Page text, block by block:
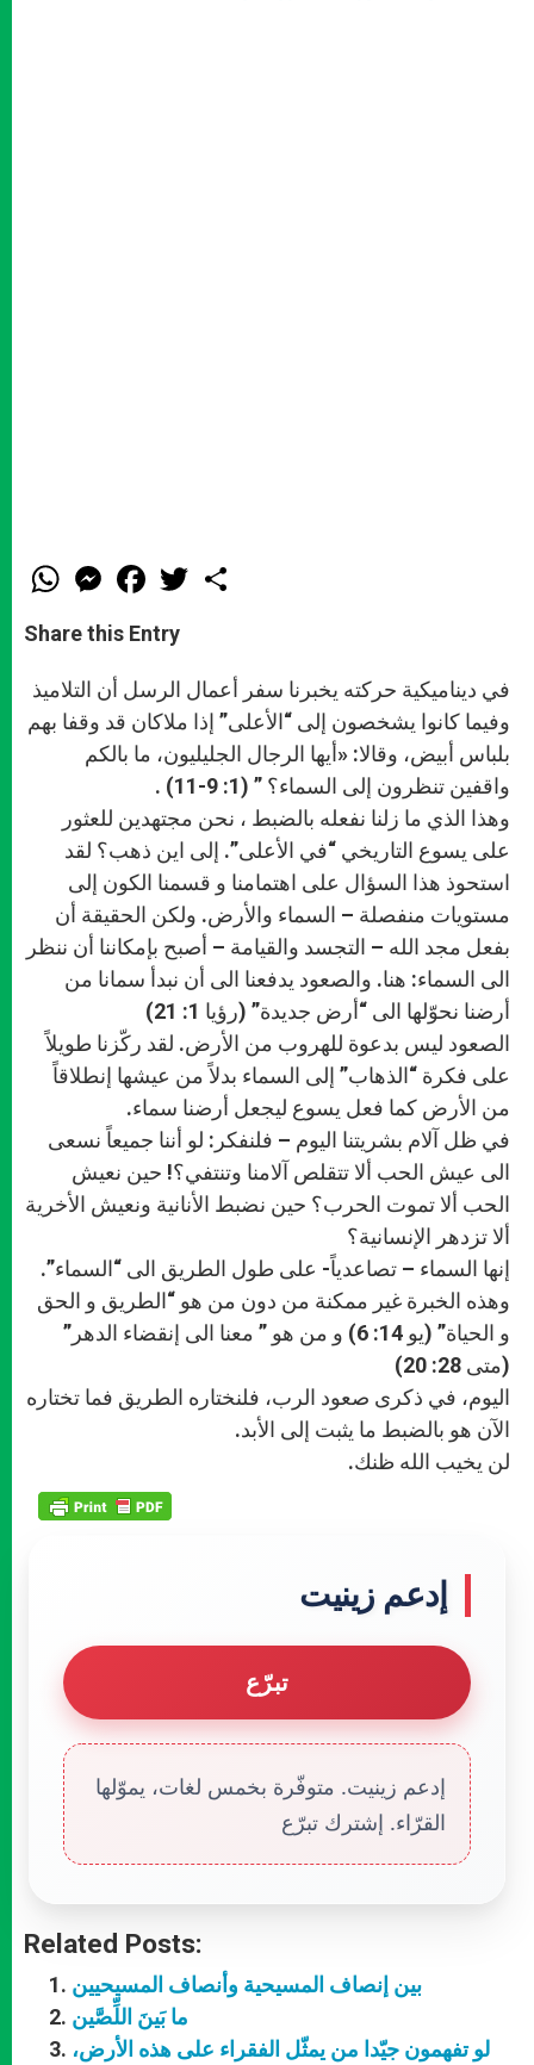
W
h
t
s
p
p
M
e
s
e
g
e
r
F
a
e
b
o
k
w
r
Share this Entry
في ديناميكية حركته يخبرنا سفر أعمال الرسل أن التلاميذ
وفيما كانوا يشخصون إلى “الأعلى” إذا ملاكان قد وقفا بهم
بلباس أبيض، وقالا: «أيها الرجال الجليليون، ما بالكم
واقفين تنظرون إلى السماء؟ ” (1: 9-11) .
وهذا الذي ما زلنا نفعله بالضبط ، نحن مجتهدين للعثور
على يسوع التاريخي “في الأعلى”. إلى اين ذهب؟ لقد
استحوذ هذا السؤال على اهتمامنا و قسمنا الكون إلى
مستويات منفصلة – السماء والأرض. ولكن الحقيقة أن
بفعل مجد الله – التجسد والقيامة – أصبح بإمكاننا أن ننظر
الى السماء: هنا. والصعود يدفعنا الى أن نبدأ سمانا من
أرضنا نحوّلها الى “أرض جديدة” (رؤيا 1: 21)
الصعود ليس بدعوة للهروب من الأرض. لقد ركّزنا طويلاً
على فكرة “الذهاب” إلى السماء بدلاً من عيشها إنطلاقاً
من الأرض كما فعل يسوع ليجعل أرضنا سماء.
في ظل آلام بشريتنا اليوم – فلنفكر: لو أننا جميعاً نسعى
الى عيش الحب ألا تتقلص آلامنا وتنتفي؟! حين نعيش
الحب ألا تموت الحرب؟ حين نضبط الأنانية ونعيش الأخرية
ألا تزدهر الإنسانية؟
إنها السماء – تصاعدياً- على طول الطريق الى “السماء”.
وهذه الخبرة غير ممكنة من دون من هو “الطريق و الحق
و الحياة” (يو 14: 6) و من هو ” معنا الى إنقضاء الدهر”
(متى 28: 20)
اليوم، في ذكرى صعود الرب، فلنختاره الطريق فما تختاره
الآن هو بالضبط ما يثبت إلى الأبد.
لن يخيب الله ظنك.
إدعم زينيت
تبرّع
إدعم زينيت. متوفّرة بخمس لغات، يموّلها
القرّاء. إشترك تبرّع
Related Posts:
بين إنصاف المسيحية وأنصاف المسيحيين
ما بَينَ اللِّصَّين
لو تفهمون جيّدا من يمثّل الفقراء على هذه الأرض،